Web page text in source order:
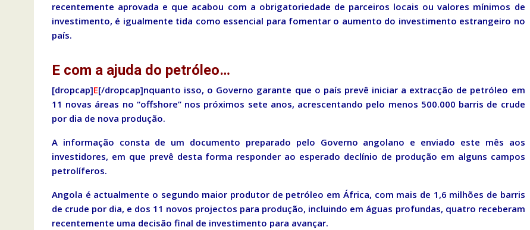
recentemente aprovada e que acabou com a obrigatoriedade de parceiros locais ou valores mínimos de
investimento, é igualmente tida como essencial para fomentar o aumento do investimento estrangeiro no
país.
E com a ajuda do petróleo…
[dropcap]E[/dropcap]nquanto isso, o Governo garante que o país prevê iniciar a extracção de petróleo em
11 novas áreas no “offshore” nos próximos sete anos, acrescentando pelo menos 500.000 barris de crude
por dia de nova produção.
A informação consta de um documento preparado pelo Governo angolano e enviado este mês aos
investidores, em que prevê desta forma responder ao esperado declínio de produção em alguns campos
petrolíferos.
Angola é actualmente o segundo maior produtor de petróleo em África, com mais de 1,6 milhões de barris
de crude por dia, e dos 11 novos projectos para produção, incluindo em águas profundas, quatro receberam
recentemente uma decisão final de investimento para avançar.